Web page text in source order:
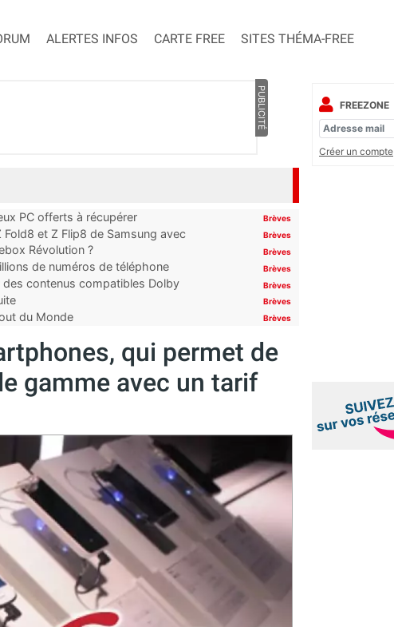
ALERTES INFOS CARTE FREE SITES THÉMA-FREE
PUBLICITÉ
PC offerts à récupérer Brèves
et Z Flip8 de Samsung avec
Brèves
Révolution ? Brèves
de numéros de téléphone
Brèves
des contenus compatibles Dolby
Brèves
Brèves
du Monde Brèves
qui permet de
gamme avec un tarif
FREEZONE
Créer un compte